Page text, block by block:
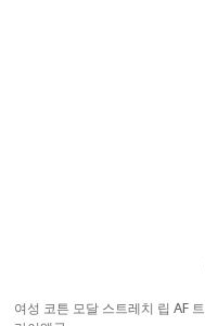
여성 코튼 모달 스트레치 립 AF 트